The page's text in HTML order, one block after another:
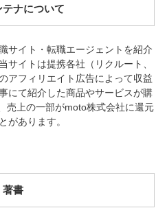
ナについて
サイト・転職エージェントを紹介
サイトは提携各社（リクルート、
アフィリエイト広告によって収益
にて紹介した商品やサービスが購
売上の一部がmoto株式会社に還元
があります。
著書